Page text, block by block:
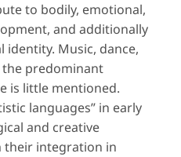
to bodily, emotional,
and additionally
Music, dance,
predominant
is little mentioned.
languages” in early
and creative
their integration in